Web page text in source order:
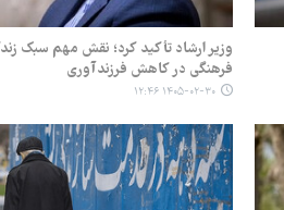
وزیر ارشاد تأکید کرد؛ نقش مهم سبک
فرهنگی در کاهش فرزندآوری
۱۴۰۵-۰۲-۳۰ ۱۲:۴۶